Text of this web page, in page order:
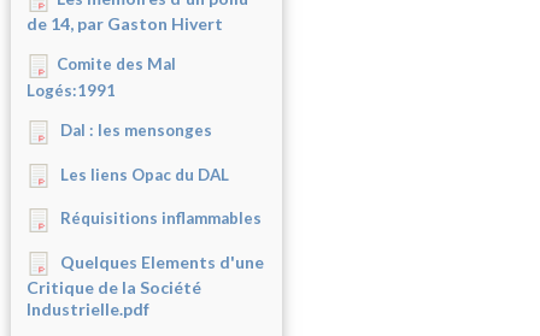
de 14, par Gaston Hivert
Comite des Mal
Logés:1991
Dal : les mensonges
Les liens Opac du DAL
Réquisitions inflammables
Quelques Elements d'une
Critique de la Société
Industrielle.pdf